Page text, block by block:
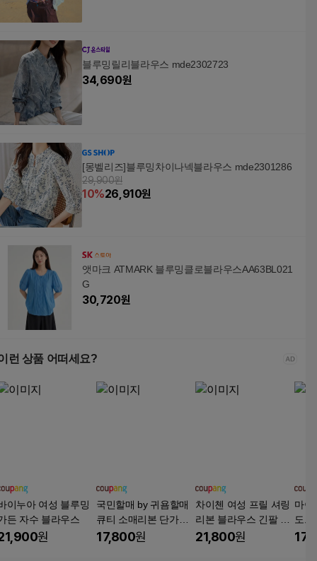
블루밍릴리블라우스 mde2302723
34,690원
[몽벨리즈]블루밍차이나넥블라우스 mde2301286
29,900원
10%26,910원
앳마크 ATMARK 블루밍클로블라우스AA63BL021
G
30,720원
런 상품 어떠세요?
이누아 여성 블루밍
든 자수 블라우스
원
국민할매 by 귀욤할매
큐티 소매리본 단가라
블라우스[PR-442]
17,800원
차이첸 여성 프릴 셔링
리본 블라우스 긴팔 상
의 간절기 데일리 오피
21,800원
마이
도트
라우